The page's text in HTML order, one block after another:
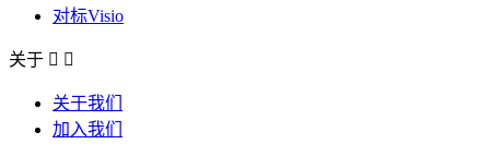
对标Visio
关于  
关于我们
加入我们